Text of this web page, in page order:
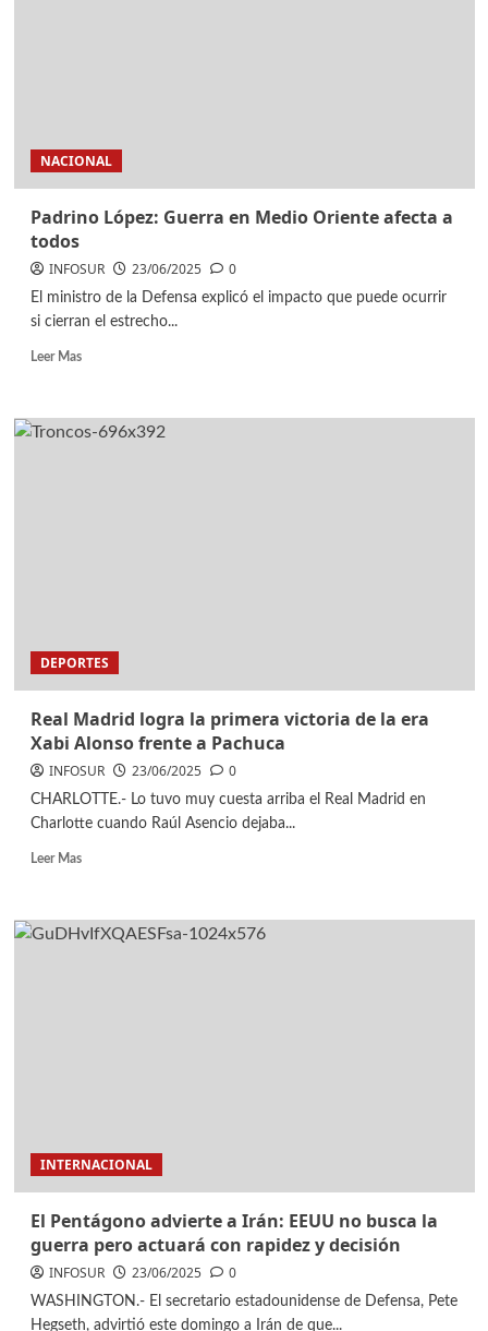
NACIONAL
Padrino López: Guerra en Medio Oriente afecta a
todos
INFOSUR 23/06/2025 0
El ministro de la Defensa explicó el impacto que puede ocurrir
si cierran el estrecho...
Leer Mas
DEPORTES
Real Madrid logra la primera victoria de la era
Xabi Alonso frente a Pachuca
INFOSUR 23/06/2025 0
CHARLOTTE.- Lo tuvo muy cuesta arriba el Real Madrid en
Charlotte cuando Raúl Asencio dejaba...
Leer Mas
INTERNACIONAL
El Pentágono advierte a Irán: EEUU no busca la
guerra pero actuará con rapidez y decisión
INFOSUR 23/06/2025 0
WASHINGTON.- El secretario estadounidense de Defensa, Pete
Hegseth, advirtió este domingo a Irán de que...